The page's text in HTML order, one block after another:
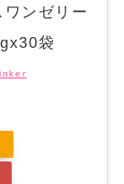
ンゼリー
袋